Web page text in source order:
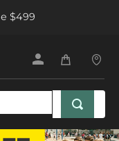
$499